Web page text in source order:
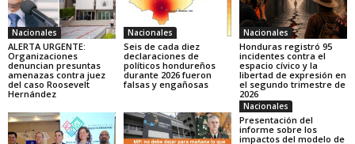
Nacionales
ALERTA URGENTE:
Organizaciones
denuncian presuntas
amenazas contra juez
del caso Roosevelt
Hernández
Nacionales
Seis de cada diez
declaraciones de
políticos hondureños
durante 2026 fueron
falsas y engañosas
Nacionales
Honduras registró 95
incidentes contra el
espacio cívico y la
libertad de expresión en
el segundo trimestre de
2026
Nacionales
Presentación del
informe sobre los
impactos del modelo de